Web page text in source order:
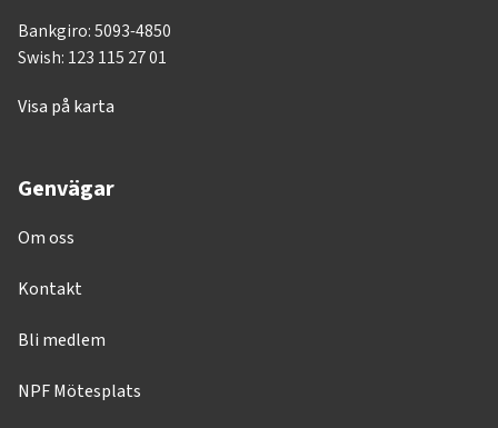
Bankgiro: 5093-4850
Swish: 123 115 27 01
Visa på karta
Genvägar
Om oss
Kontakt
Bli medlem
NPF Mötesplats